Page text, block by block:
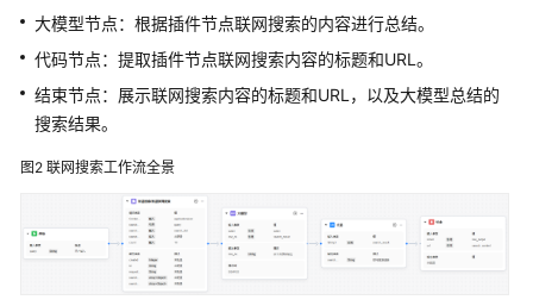
搭
建
网
搜
大模型节点：根据插件节点联网搜索的内容进行总结。
代码节点：提取插件节点联网搜索内容的标题和URL。
结束节点：展示联网搜索内容的标题和URL，以及大模型总结的
搜索结果。
图2 联网搜索工作流全景